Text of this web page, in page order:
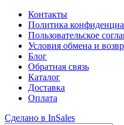
Контакты
Политика
Пользовательское
Условия обмена и
Блог
Обратная связь
Каталог
Доставка
Оплата
Сделано в InSales